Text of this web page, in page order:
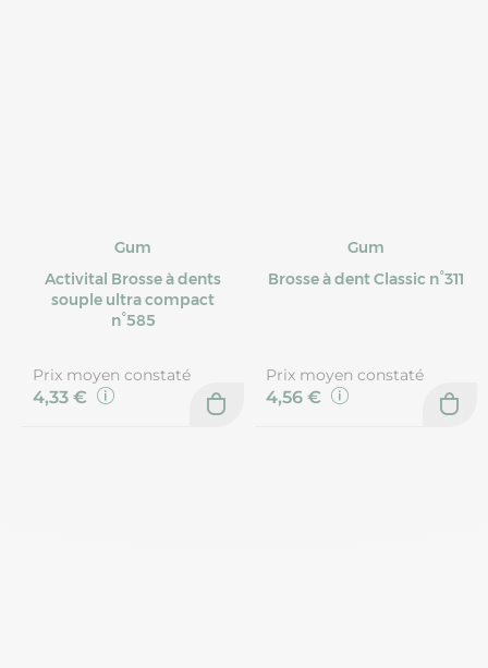
Gum
Activital Brosse à dents
souple ultra compact
n°585
Prix moyen constaté
4,33 €
Gum
Brosse à dent Classic n°311
Prix moyen constaté
4,56 €